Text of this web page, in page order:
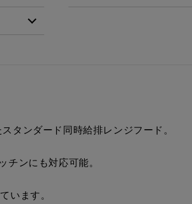
タンダード同時給排レンジフード。
チンにも対応可能。
います。